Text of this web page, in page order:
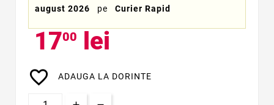
august 2026
pe Curier Rapid
1700 lei
favorite_border ADAUGA LA DORINTE